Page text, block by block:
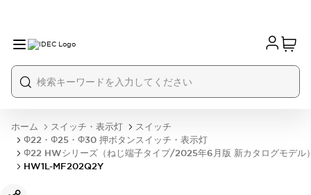
ホーム スイッチ・表示灯
スイッチ
Φ22・Φ25・Φ30 押ボタンスイッチ・表示灯
Φ22 HWシリーズ（ねじ端子タイプ/2025年6月版 新カタログモデル
HW1L-MF202Q2Y